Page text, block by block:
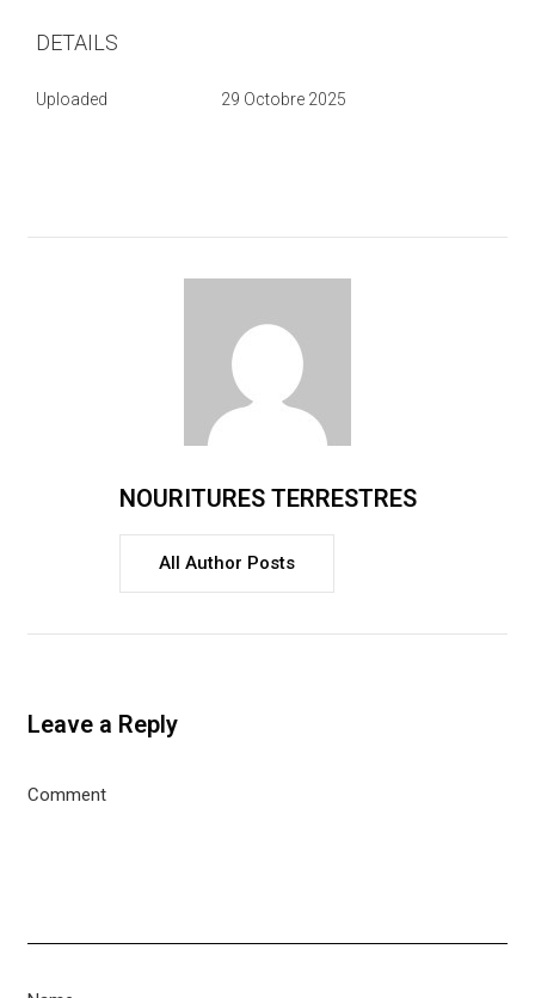
DETAILS
Uploaded 29 Octobre 2025
NOURITURES TERRESTRES
All Author Posts
Leave a Reply